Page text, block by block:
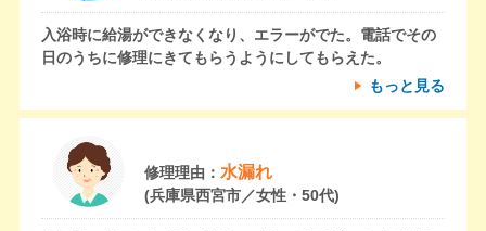
入浴時に給湯ができなくなり、エラーがでた。電話でその
日のうちに修理にきてもらうようにしてもらえた。
もっと見る
修理理由： 水漏れ
(兵庫県西宮市／女性・50代)